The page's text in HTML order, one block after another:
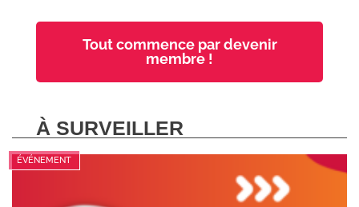
Tout commence par devenir
membre !
À SURVEILLER
ÉVÉNEMENT